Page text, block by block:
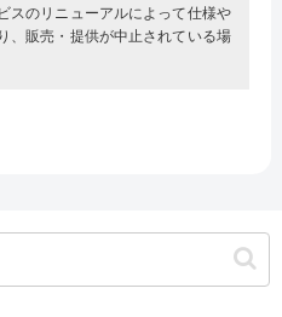
スのリニューアルによって仕様や
、販売・提供が中止されている場